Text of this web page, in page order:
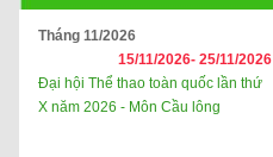
Tháng 11/2026
15/11/2026- 25/11/2026
Đại hội Thể thao toàn quốc lần thứ
X năm 2026 - Môn Cầu lông